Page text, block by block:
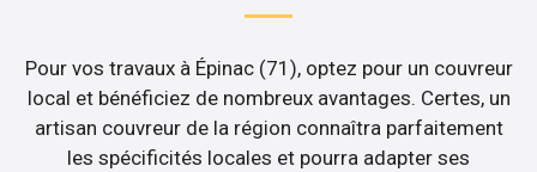
Pour vos travaux à Épinac (71), optez pour un couvreur
local et bénéficiez de nombreux avantages. Certes, un
artisan couvreur de la région connaîtra parfaitement
les spécificités locales et pourra adapter ses